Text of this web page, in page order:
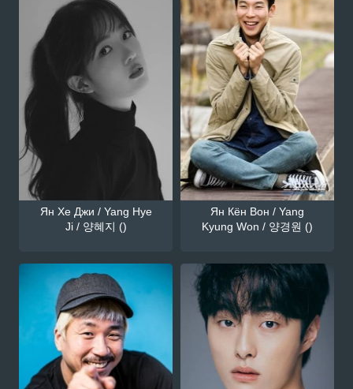
Ян Хе Джи / Yang Hye
Ji / 양혜지 ()
Ян Кён Вон / Yang
Kyung Won / 양경원 ()